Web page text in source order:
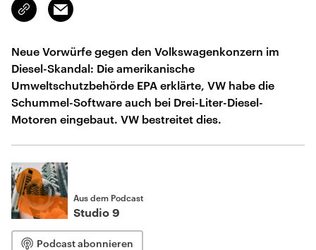
Link
kopieren/teilen
Email
Neue Vorwürfe gegen den Volkswagenkonzern im
Diesel-Skandal: Die amerikanische
Umweltschutzbehörde EPA erklärte, VW habe die
Schummel-Software auch bei Drei-Liter-Diesel-
Motoren eingebaut. VW bestreitet dies.
Aus dem Podcast
Studio 9
Podcast abonnieren